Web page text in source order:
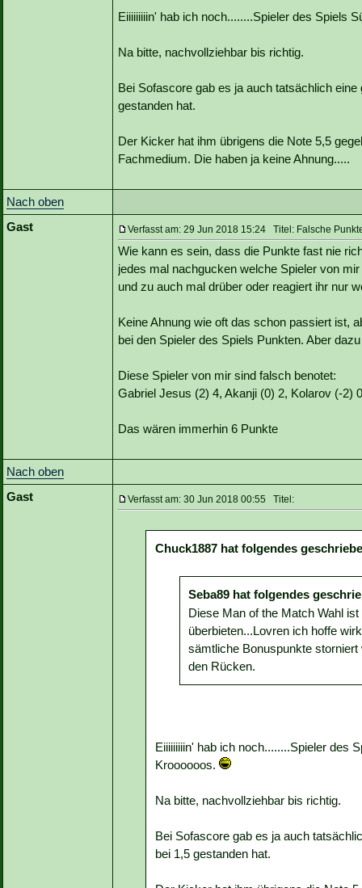
Eiiiiiiiiin' hab ich noch........Spieler des Spiels
Na bitte, nachvollziehbar bis richtig.
Bei Sofascore gab es ja auch tatsächlich
gestanden hat.
Der Kicker hat ihm übrigens die Note 5,5
Fachmedium. Die haben ja keine Ahnung.....
Nach oben
Gast
Verfasst am: 29 Jun 2018 15:24 Titel: Falsche
Wie kann es sein, dass die Punkte fast nie
jedes mal nachgucken welche Spieler von
und zu auch mal drüber oder reagiert ihr nur
Keine Ahnung wie oft das schon passiert ist,
bei den Spieler des Spiels Punkten. Aber
Diese Spieler von mir sind falsch benotet:
Gabriel Jesus (2) 4, Akanji (0) 2, Kolarov (-2) 0
Das wären immerhin 6 Punkte
Nach oben
Gast
Verfasst am: 30 Jun 2018 00:55 Titel:
Chuck1887 hat folgendes
Seba89 hat folgendes
Diese Man of the Match Wahl
überbieten...Lovren ich hoffe
sämtliche Bonuspunkte
den Rücken.
Eiiiiiiiiin' hab ich noch........Spieler des
Kroooooos.
Na bitte, nachvollziehbar bis richtig.
Bei Sofascore gab es ja auch
bei 1,5 gestanden hat.